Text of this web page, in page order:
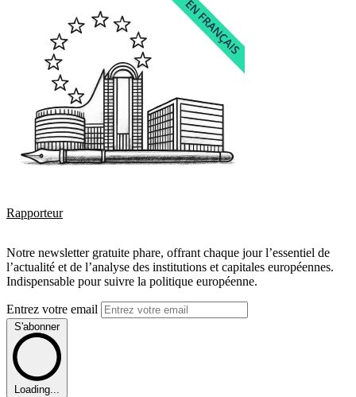
Rapporteur
Notre newsletter gratuite phare, offrant chaque jour l’essentiel de
l’actualité et de l’analyse des institutions et capitales européennes.
Indispensable pour suivre la politique européenne.
Entrez votre email
S'abonner
Loading...